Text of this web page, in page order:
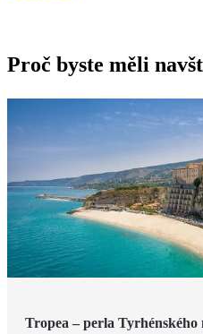
Proč byste měli
Tropea – perla Tyrhénského